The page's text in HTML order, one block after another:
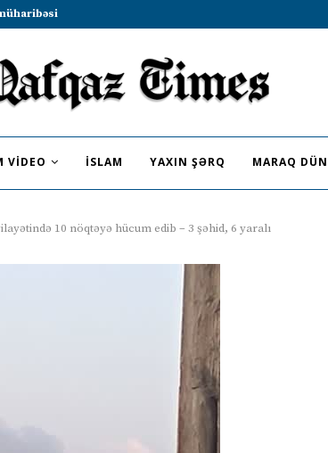
etməyə dəvət...
VIDEO İSLAM YAXIN ŞƏRQ MARAQ
10 nöqtəyə hücum edib – 3 şəhid, 6 yaralı